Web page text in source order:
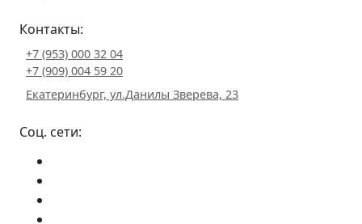
Контакты:
+7 (953) 000 32 04
+7 (909) 004 59 20
Екатеринбург, ул.Данилы Зверева, 23
Соц. сети: